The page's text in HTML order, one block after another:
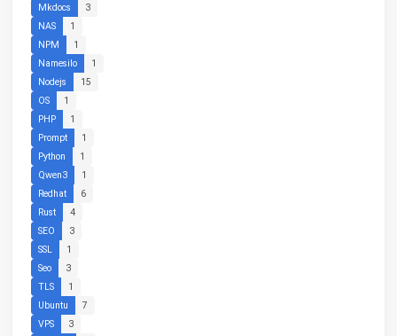
Mkdocs
3
NAS
1
NPM
1
Namesilo
1
Nodejs
15
OS
1
PHP
1
Prompt
1
Python
1
Qwen3
1
Redhat
6
Rust
4
SEO
3
SSL
1
Seo
3
TLS
1
Ubuntu
7
VPS
3